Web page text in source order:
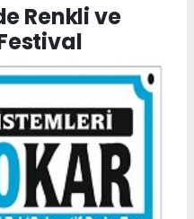
Renkli ve